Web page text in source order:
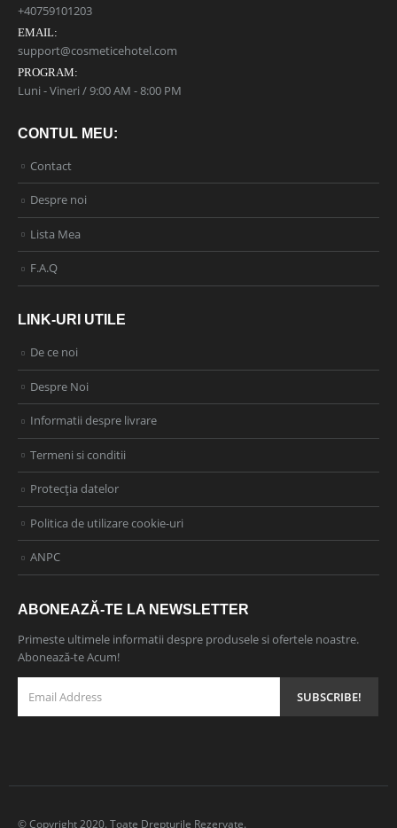
+40759101203
EMAIL:
support@cosmeticehotel.com
PROGRAM:
Luni - Vineri / 9:00 AM - 8:00 PM
CONTUL MEU:
Contact
Despre noi
Lista Mea
F.A.Q
LINK-URI UTILE
De ce noi
Despre Noi
Informatii despre livrare
Termeni si conditii
Protecția datelor
Politica de utilizare cookie-uri
ANPC
ABONEAZĂ-TE LA NEWSLETTER
Primeste ultimele informatii despre produsele si ofertele noastre.
Abonează-te Acum!
© Copyright 2020. Toate Drepturile Rezervate.